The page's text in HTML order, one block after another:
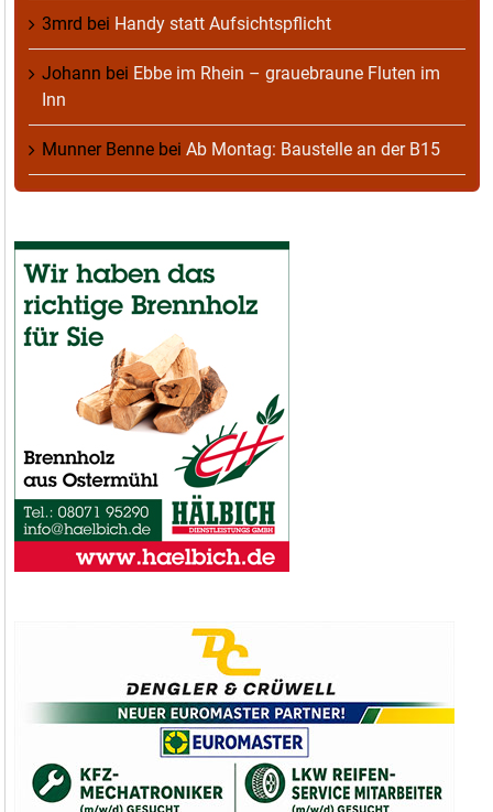
3mrd bei Handy statt Aufsichtspflicht
Johann bei Ebbe im Rhein – grauebraune Fluten im
Inn
Munner Benne bei Ab Montag: Baustelle an der B15